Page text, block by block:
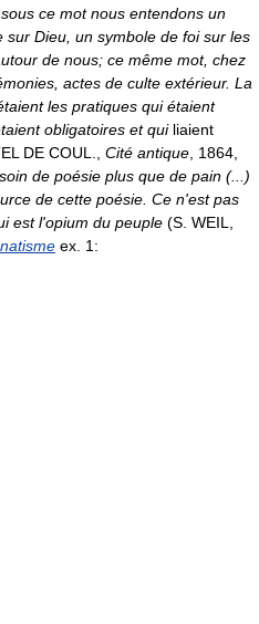
ce mot nous entendons un
Dieu, un symbole de foi sur les
de nous; ce même mot, chez
actes de culte extérieur. La
les pratiques qui étaient
obligatoires et quiliaient
DE COUL., Cité antique , 1864,
de poésie plus que de pain (...)
de cette poésie. Ce n'est pas
est l'opium du peuple (S. WEIL,
ex. 1: